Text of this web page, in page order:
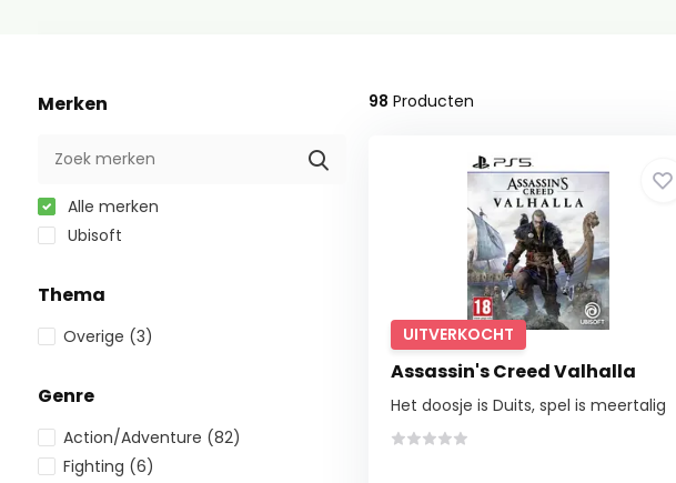
Merken
Alle merken
Ubisoft
Thema
Overige (3)
Genre
Action/Adventure (82)
Fighting (6)
98 Producten
UITVERKOCHT
Assassin's Creed Valhalla
Het doosje is Duits, spel is meertalig